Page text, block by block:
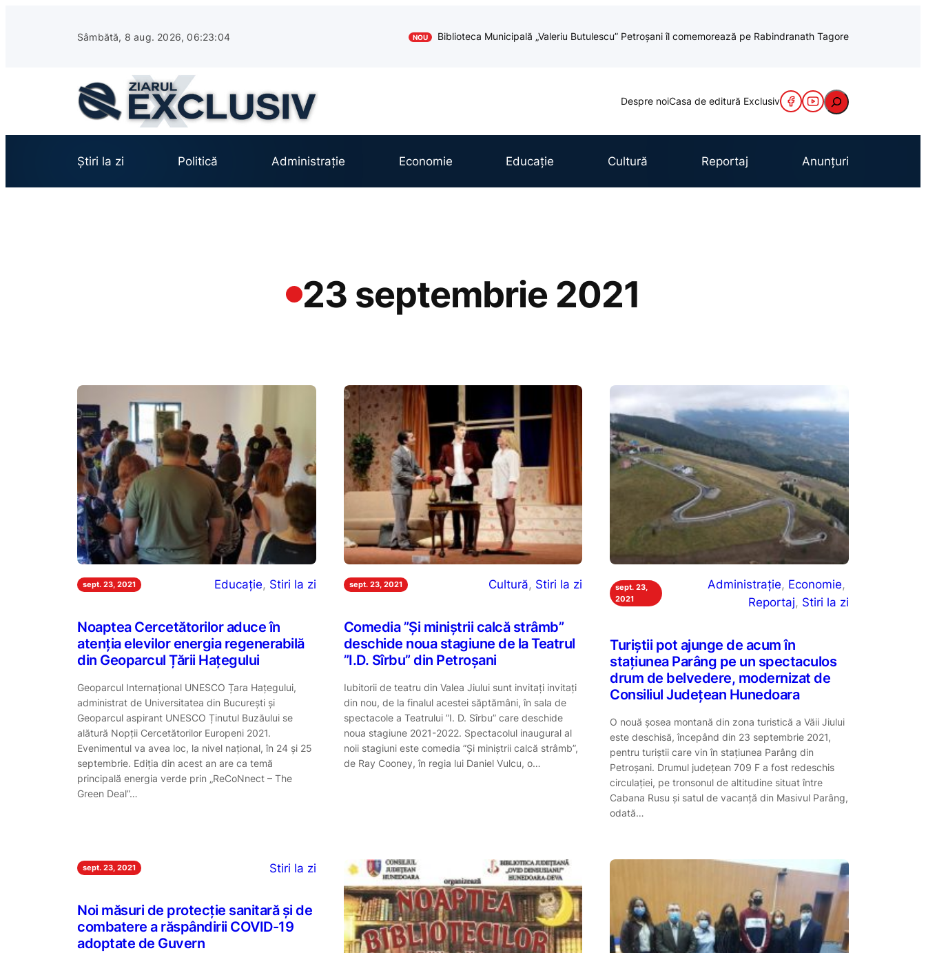
Sâmbătă, 8 aug. 2026, 06:23:06 NOU Biblioteca Municipală „Valeriu Butulescu” Petroșani îl comemorează pe Rabindranath Tagore
Despre noiCasa de editură Exclusiv Caută
Știri la zi Politică Administrație Economie Educație Cultură Reportaj Anunțuri
23 septembrie 2021
sept. 23, 2021 Educație, Stiri la zi
Noaptea Cercetătorilor aduce în
atenția elevilor energia regenerabilă
din Geoparcul Țării Hațegului
Geoparcul Internațional UNESCO Țara Hațegului,
administrat de Universitatea din București și
Geoparcul aspirant UNESCO Ținutul Buzăului se
alătură Nopții Cercetătorilor Europeni 2021.
Evenimentul va avea loc, la nivel național, în 24 și 25
septembrie. Ediția din acest an are ca temă
principală energia verde prin „ReCoNnect – The
Green Deal”…
sept. 23, 2021 Cultură, Stiri la zi
Comedia ”Și miniștrii calcă strâmb”
deschide noua stagiune de la Teatrul
”I.D. Sîrbu” din Petroșani
Iubitorii de teatru din Valea Jiului sunt invitați invitați
din nou, de la finalul acestei săptămâni, în sala de
spectacole a Teatrului ”I. D. Sîrbu” care deschide
noua stagiune 2021-2022. Spectacolul inaugural al
noii stagiuni este comedia ”Și miniștrii calcă strâmb”,
de Ray Cooney, în regia lui Daniel Vulcu, o…
sept. 23,
2021
Administrație, Economie
Reportaj, Stiri la zi
Turiștii pot ajunge de acum în
stațiunea Parâng pe un spectaculos
drum de belvedere, modernizat de
Consiliul Județean Hunedoara
O nouă șosea montană din zona turistică a Văii Jiului
este deschisă, începând din 23 septembrie 2021,
pentru turiștii care vin în stațiunea Parâng din
Petroșani. Drumul județean 709 F a fost redeschis
circulației, pe tronsonul de altitudine situat între
Cabana Rusu și satul de vacanță din Masivul Parâng,
odată…
sept. 23, 2021 Stiri la zi
Noi măsuri de protecție sanitară și de
combatere a răspândirii COVID-19
adoptate de Guvern